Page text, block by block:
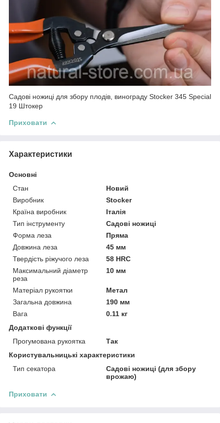
Садові ножиці для збору плодів, винограду Stocker 345 Special
19 Штокер
Приховати
Характеристики
Основні
Стан
Новий
Виробник
Stocker
Країна виробник
Італія
Тип інструменту
Садові ножиці
Форма леза
Пряма
Довжина леза
45 мм
Твердість ріжучого леза
58 HRC
Максимальний діаметр
реза
10 мм
Матеріал рукоятки
Метал
Загальна довжина
190 мм
Вага
0.11 кг
Додаткові функції
Прогумована рукоятка
Так
Користувальницькі характеристики
Тип секатора
Садові ножиці (для збору
врожаю)
Приховати